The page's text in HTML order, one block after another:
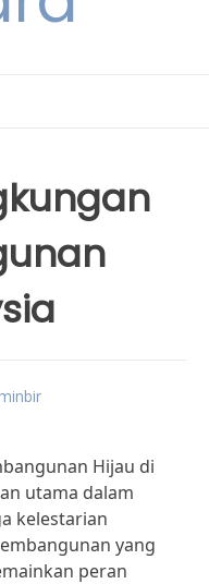
Hijau di
utama dalam
kelestarian
yang
peran